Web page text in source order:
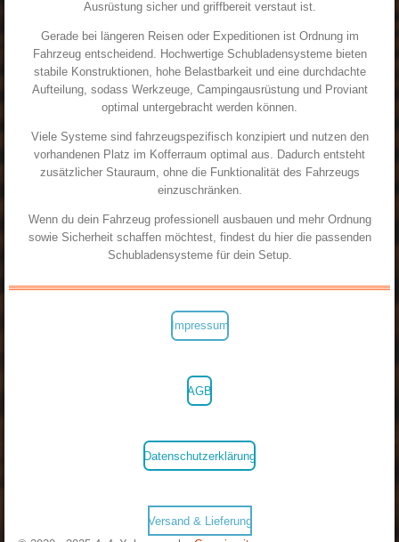
Ausrüstung sicher und griffbereit verstaut ist.
Gerade bei längeren Reisen oder Expeditionen ist Ordnung im
Fahrzeug entscheidend. Hochwertige Schubladensysteme bieten
stabile Konstruktionen, hohe Belastbarkeit und eine durchdachte
Aufteilung, sodass Werkzeuge, Campingausrüstung und Proviant
optimal untergebracht werden können.
Viele Systeme sind fahrzeugspezifisch konzipiert und nutzen den
vorhandenen Platz im Kofferraum optimal aus. Dadurch entsteht
zusätzlicher Stauraum, ohne die Funktionalität des Fahrzeugs
einzuschränken.
Wenn du dein Fahrzeug professionell ausbauen und mehr Ordnung
sowie Sicherheit schaffen möchtest, findest du hier die passenden
Schubladensysteme für dein Setup.
Impressum
AGB
Datenschutzerklärung
Versand & Lieferung